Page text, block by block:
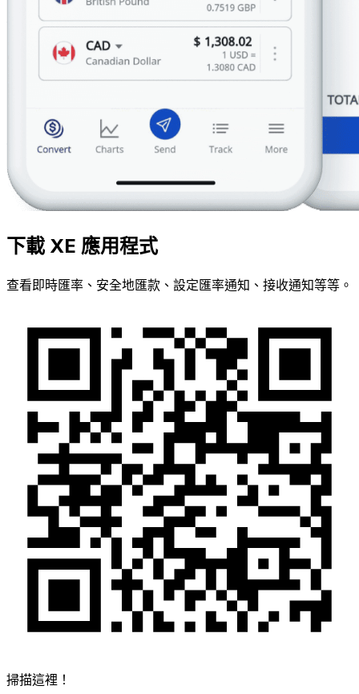
下載 XE 應用程式
查看即時匯率、安全地匯款、設定匯率通知、接收通知等等。
掃描這裡！